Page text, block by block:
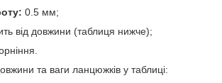
0.5 мм;
від довжини (таблиця нижче);
та ваги ланцюжків у таблиці: